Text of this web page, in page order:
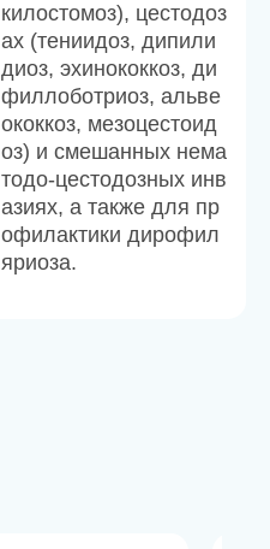
килостомоз), цестодоз
ах (тениидоз, дипили
диоз, эхинококкоз, ди
филлоботриоз, альве
ококкоз, мезоцестоид
оз) и смешанных нема
тодо-цестодозных инв
азиях, а также для пр
офилактики дирофил
яриоза.